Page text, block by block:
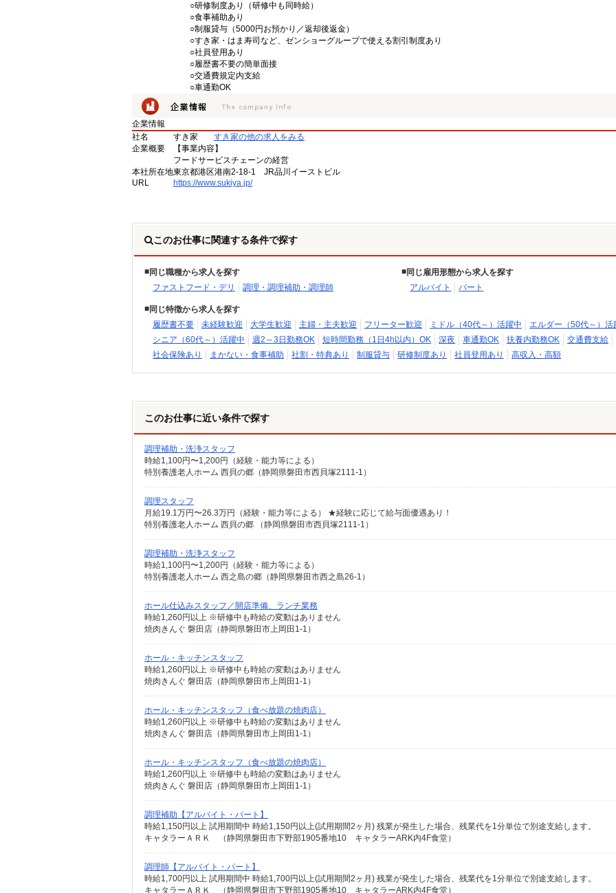
○研修制度あり（研修中も同時給）
○食事補助あり
○制服貸与（5000円お預かり／返却後返金）
○すき家・はま寿司など、ゼンショーグループで使える割引制度あり
○社員登用あり
○履歴書不要の簡単面接
○交通費規定内支給
○車通勤OK
企業情報
社名
すき家
すき家の他の求人をみる
企業概要
【事業内容】
フードサービスチェーンの経営
本社所在地東京都港区港南2-18-1 JR品川イーストビル
URL
https://www.sukiya.jp/
このお仕事に関連する条件で探す
同じ職種から求人を探す
ファストフード・デリ
調理・調理補助・調理師
同じ雇用形態から求人を探す
アルバイト
パート
同じ特徴から求人を探す
履歴書不要
未経験歓迎 大学生歓迎 主婦・主夫歓迎 フリーター歓迎 ミドル（40代～）活躍中
エルダー（50代～）活
シニア（60代～）活躍中
週2～3日勤務OK 短時間勤務（1日4h以内）OK 深夜 車通勤OK 扶養内勤務OK
交通費支給
社会保険あり
まかない・食事補助 社割・特典あり 制服貸与 研修制度あり 社員登用あり 高収入・高額
このお仕事に近い条件で探す
調理補助・洗浄スタッフ
時給1,100円〜1,200円（経験・能力等による）
特別養護老人ホーム 西貝の郷（静岡県磐田市西貝塚2111-1）
調理スタッフ
月給19.1万円〜26.3万円（経験・能力等による） ★経験に応じて給与面優遇あり！
特別養護老人ホーム 西貝の郷 （静岡県磐田市西貝塚2111-1）
調理補助・洗浄スタッフ
時給1,100円〜1,200円（経験・能力等による）
特別養護老人ホーム 西之島の郷（静岡県磐田市西之島26-1）
ホール仕込みスタッフ／開店準備、ランチ業務
時給1,260円以上 ※研修中も時給の変動はありません
焼肉きんぐ 磐田店（静岡県磐田市上岡田1-1）
ホール・キッチンスタッフ
時給1,260円以上 ※研修中も時給の変動はありません
焼肉きんぐ 磐田店（静岡県磐田市上岡田1-1）
ホール・キッチンスタッフ（食べ放題の焼肉店）
時給1,260円以上 ※研修中も時給の変動はありません
焼肉きんぐ 磐田店（静岡県磐田市上岡田1-1）
ホール・キッチンスタッフ（食べ放題の焼肉店）
時給1,260円以上 ※研修中も時給の変動はありません
焼肉きんぐ 磐田店（静岡県磐田市上岡田1-1）
調理補助【アルバイト・パート】
時給1,150円以上 試用期間中 時給1,150円以上(試用期間2ヶ月) 残業が発生した場合、残業代を1分単位で別途支給します。
キャタラーＡＲＫ （静岡県磐田市下野部1905番地10 キャタラーARK内4F食堂）
調理師【アルバイト・パート】
時給1,700円以上 試用期間中 時給1,700円以上(試用期間2ヶ月) 残業が発生した場合、残業代を1分単位で別途支給します。
キャタラーＡＲＫ （静岡県磐田市下野部1905番地10 キャタラーARK内4F食堂）